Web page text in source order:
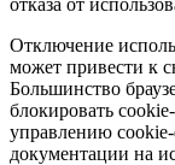
Отключение
может привести к
Большинство
блокировать
управлению
документации на